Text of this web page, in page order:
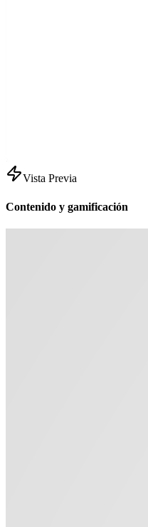
Vista Previa
Contenido y gamificación